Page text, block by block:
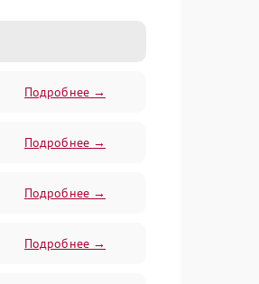
Подробнее →
Подробнее →
Подробнее →
Подробнее →